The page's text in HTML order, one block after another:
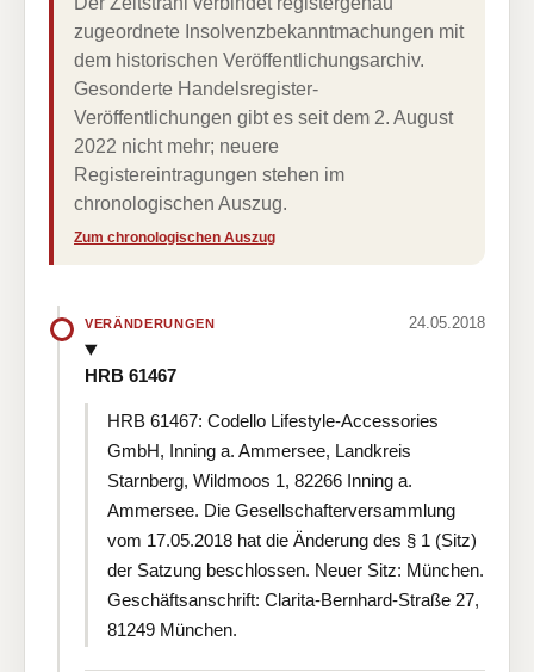
zugeordnete Insolvenzbekanntmachungen mit
dem historischen Veröffentlichungsarchiv.
Gesonderte Handelsregister-
Veröffentlichungen gibt es seit dem 2. August
2022 nicht mehr; neuere
Registereintragungen stehen im
chronologischen Auszug.
Zum chronologischen Auszug
VERÄNDERUNGEN 24.05.2018
HRB 61467
HRB 61467: Codello Lifestyle-Accessories
GmbH, Inning a. Ammersee, Landkreis
Starnberg, Wildmoos 1, 82266 Inning a.
Ammersee. Die Gesellschafterversammlung
vom 17.05.2018 hat die Änderung des § 1 (Sitz)
der Satzung beschlossen. Neuer Sitz: München.
Geschäftsanschrift: Clarita-Bernhard-Straße 27,
81249 München.